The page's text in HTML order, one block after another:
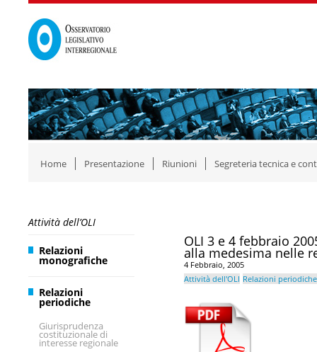
Home Presentazione Riunioni Segreteria tecnica e
Attività dell’OLI
Relazioni
monografiche
Relazioni
periodiche
Giurisprudenza
costituzionale di
interesse regionale
OLI 3 e 4 febbraio
alla medesima nelle
4 Febbraio, 2005
Attività dell'OLI Relazioni periodiche